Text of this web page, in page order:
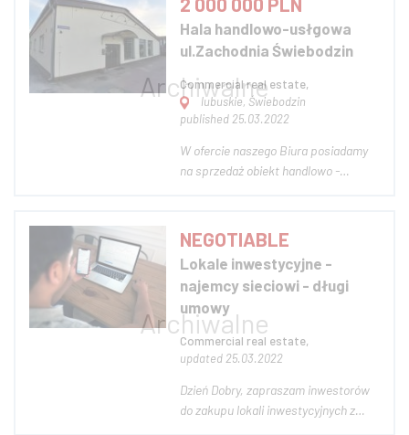
powierzchni działki pozostałe 30% to
teren zalesiony. Przeznaczenie
podstawowe to miedzy innymi:...
Hala handlowo-usłgowa
ul.Zachodnia Świebodzin
Commercial real estate,
lubuskie, Świebodzin
published 25.03.2022
W ofercie naszego Biura posiadamy
na sprzedaż obiekt handlowo -
chwili obecnej prowadzona jest w nim
działalność gospodarcza (umowa
dzierżawy). W obiekcie znajdują się
dwa oddzielne...
NEGOTIABLE
Lokale inwestycyjne -
najemcy sieciowi - długi
umowy
Commercial real estate,
updated 25.03.2022
Dzień Dobry, zapraszam inwestorów
do zakupu lokali inwestycyjnych z